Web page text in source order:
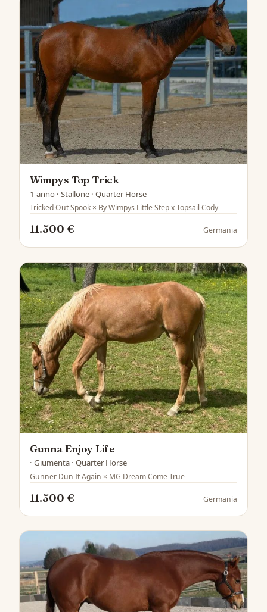
Wimpys Top Trick
1 anno · Stallone · Quarter Horse
Tricked Out Spook × By Wimpys Little Step x Topsail Cody
11.500 € Germania
Gunna Enjoy Life
· Giumenta · Quarter Horse
Gunner Dun It Again × MG Dream Come True
11.500 € Germania